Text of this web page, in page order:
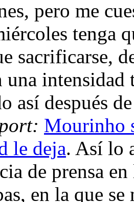
pero me
tenga
sacrificarse,
intensidad
así después
Mourinho
le deja. Así lo
de prensa
en la que